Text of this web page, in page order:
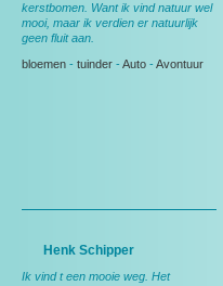
kerstbomen. Want ik vind natuur wel
mooi, maar ik verdien er natuurlijk
geen fluit aan.
bloemen - tuinder -Auto -Avontuur
Henk Schipper
Ik vind t een mooie weg. Het